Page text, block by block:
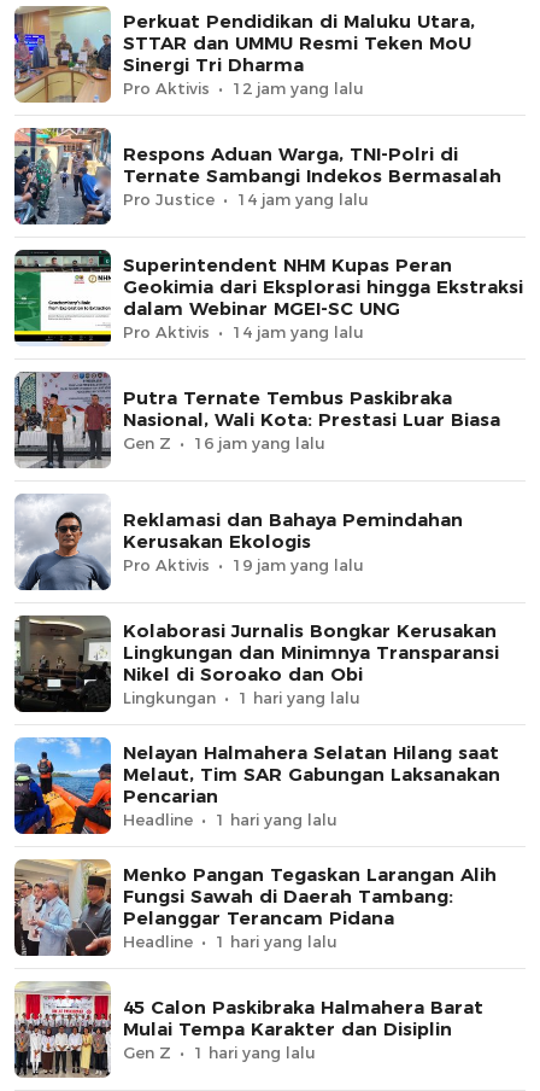
Perkuat Pendidikan di Maluku Utara,
STTAR dan UMMU Resmi Teken MoU
Sinergi Tri Dharma
Pro Aktivis 12 jam yang lalu
Respons Aduan Warga, TNI-Polri di
Ternate Sambangi Indekos Bermasalah
Pro Justice 14 jam yang lalu
Superintendent NHM Kupas Peran
Geokimia dari Eksplorasi hingga Ekstraksi
dalam Webinar MGEI-SC UNG
Pro Aktivis 14 jam yang lalu
Putra Ternate Tembus Paskibraka
Nasional, Wali Kota: Prestasi Luar Biasa
Gen Z 16 jam yang lalu
Reklamasi dan Bahaya Pemindahan
Kerusakan Ekologis
Pro Aktivis 19 jam yang lalu
Kolaborasi Jurnalis Bongkar Kerusakan
Lingkungan dan Minimnya Transparansi
Nikel di Soroako dan Obi
Lingkungan 1 hari yang lalu
Nelayan Halmahera Selatan Hilang saat
Melaut, Tim SAR Gabungan Laksanakan
Pencarian
Headline 1 hari yang lalu
Menko Pangan Tegaskan Larangan Alih
Fungsi Sawah di Daerah Tambang:
Pelanggar Terancam Pidana
Headline 1 hari yang lalu
45 Calon Paskibraka Halmahera Barat
Mulai Tempa Karakter dan Disiplin
Gen Z 1 hari yang lalu